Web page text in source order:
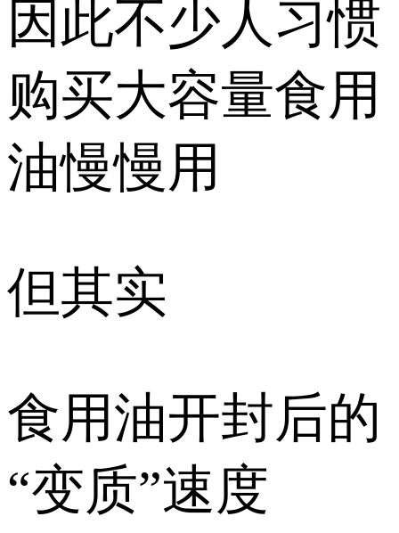
因此不少人习惯
购买大容量食用
油慢慢用
但其实
食用油开封后的
“变质”速度